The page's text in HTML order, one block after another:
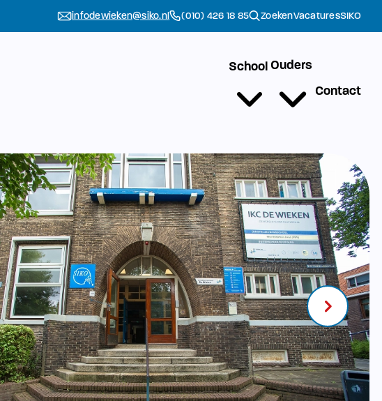
infodewieken@siko.nl (010) 426 18 85 ZoekenVacaturesSIKO
School Ouders
Contact